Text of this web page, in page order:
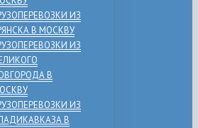
ИЗ
В МОСКВУ
ИЗ
В
ИЗ
В